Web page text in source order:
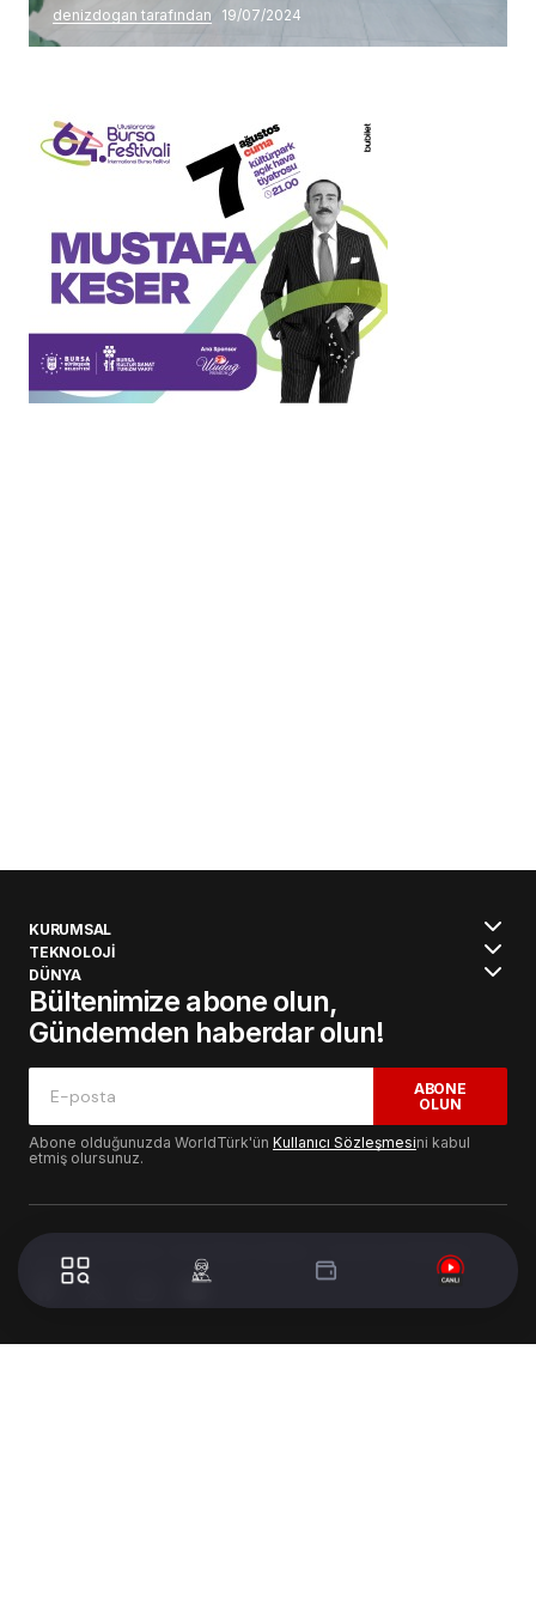
denizdogan tarafından 19/07/2024
KURUMSAL
TEKNOLOJİ
DÜNYA
Bültenimize abone olun,
Gündemden haberdar olun!
ABONE
OLUN
Abone olduğunuzda WorldTürk'ün Kullanıcı Sözleşmesini kabul
etmiş olursunuz.
© 2024 WorldTurk. Tüm Hakları Saklıdır. - Tasarım & Geliştirme :
Volion's